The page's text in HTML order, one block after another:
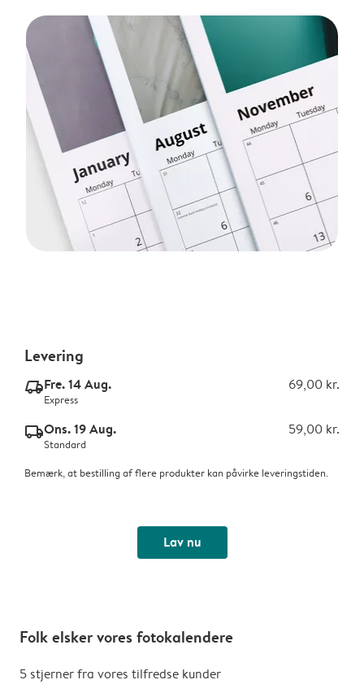
Levering
delivery_express_v2Fre. 14 Aug. 69,00 kr.
Express
delivery_standard_v2Ons. 19 Aug. 59,00 kr.
Standard
Bemærk, at bestilling af flere produkter kan påvirke leveringstiden.
Lav nu
Folk elsker vores fotokalendere
5 stjerner fra vores tilfredse kunder